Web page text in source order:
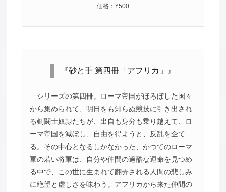
価格：¥500
『砂と手 第四冊「アフリカ」』
シリーズの第四冊。ローマ帝国がほろぼした国々
から集められて、明日をも知らぬ競技に引き出され
る剣闘士奴隷たちが、出自も身分も乗り越えて、ロ
ーマ帝国を滅ぼし、自由を得ようと、反乱を企て
る。その中心となるしかなかった、かつてのローマ
軍の若い将軍は、自分や仲間の過酷な運命を見つめ
る中で、この世に生まれて翻弄される人間の悲しみ
に絶望と虚しさを味わう。アフリカから来た仲間の